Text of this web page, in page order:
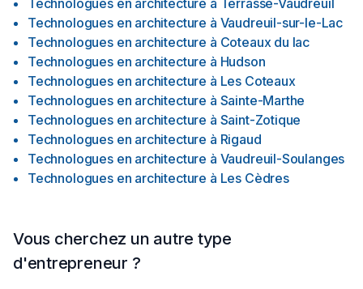
Technologues en architecture à Terrasse-Vaudreuil
Technologues en architecture à Vaudreuil-sur-le-Lac
Technologues en architecture à Coteaux du lac
Technologues en architecture à Hudson
Technologues en architecture à Les Coteaux
Technologues en architecture à Sainte-Marthe
Technologues en architecture à Saint-Zotique
Technologues en architecture à Rigaud
Technologues en architecture à Vaudreuil-Soulanges
Technologues en architecture à Les Cèdres
Vous cherchez un autre type
d'entrepreneur ?